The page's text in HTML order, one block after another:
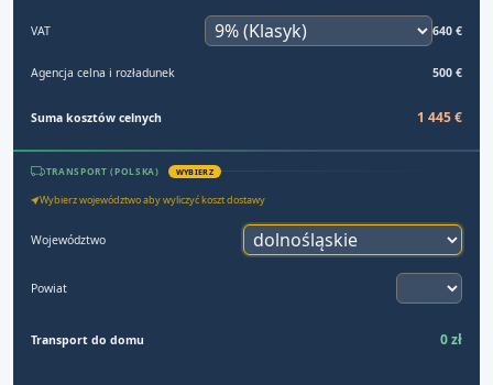
VAT 640 €
Agencja celna i rozładunek 500 €
Suma kosztów celnych 1 445 €
TRANSPORT (POLSKA) WYBIERZ
Wybierz województwo aby wyliczyć koszt dostawy
Województwo
Powiat
Transport do domu 0 zł